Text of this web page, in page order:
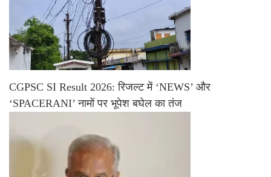
CGPSC SI Result 2026: रिजल्ट में ‘NEWS’ और
‘SPACERANI’ नामों पर भूपेश बघेल का तंज